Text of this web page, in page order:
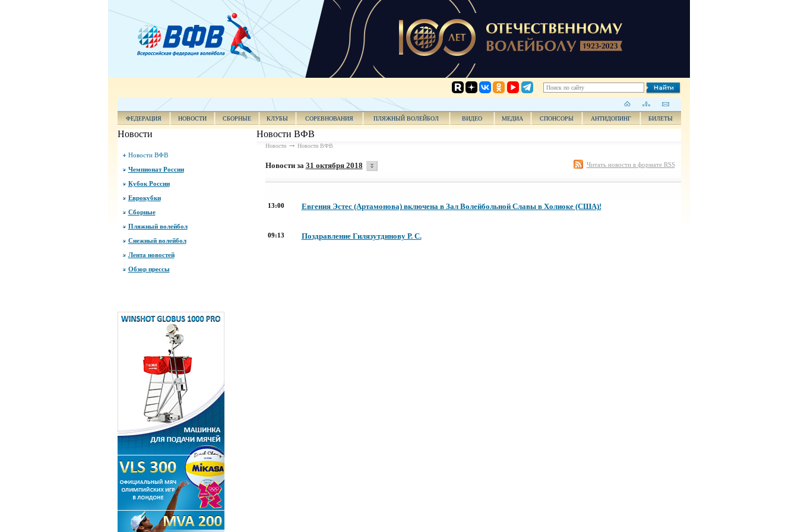
ФЕДЕРАЦИЯ НОВОСТИ СБОРНЫЕ КЛУБЫ СОРЕВНОВАНИЯ ПЛЯЖНЫЙ ВОЛЕЙБОЛ ВИДЕО МЕДИА СПОНСОРЫ АНТИДОПИНГ БИЛЕТЫ
Новости
Новости ВФВ
Чемпионат России
Кубок России
Еврокубки
Сборные
Пляжный волейбол
Снежный волейбол
Лента новостей
Обзор прессы
Новости ВФВ
Новости Новости ВФВ
Новости за 31 октября 2018 Читать новости в формате RSS
13:00 Евгения Эстес (Артамонова) включена в Зал Волейбольной Славы в Холиоке (США)!
09:13 Поздравление Гилязутдинову Р. С.